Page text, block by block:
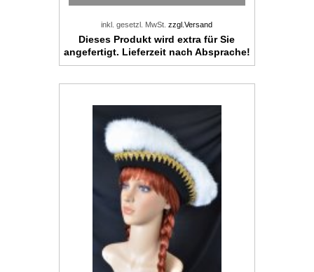
inkl. gesetzl. MwSt.zzgl.Versand
Dieses Produkt wird extra für Sie
angefertigt. Lieferzeit nach Absprache!